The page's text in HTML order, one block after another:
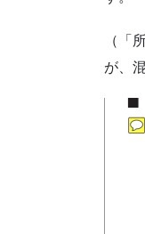
（「
が、